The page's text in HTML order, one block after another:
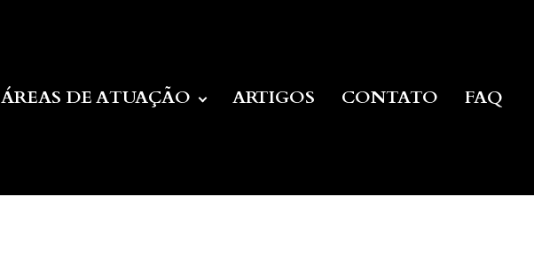
ÁREAS DE ATUAÇÃO ARTIGOS CONTATO FAQ